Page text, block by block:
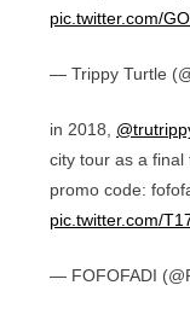
pic.twitter.com/
— Trippy Turtle
in 2018,
city tour as a final
promo code:
pic.twitter.com/
— FOFOFADI